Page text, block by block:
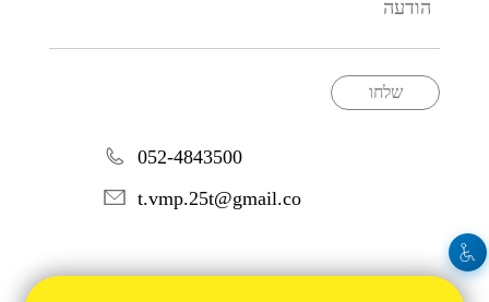
שלחו
052-4843500
t.vmp.25t@gmail.co